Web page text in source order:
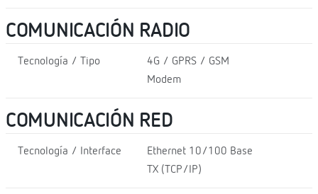
COMUNICACIÓN RADIO
Tecnología / Tipo
4G / GPRS / GSM
Modem
COMUNICACIÓN RED
Tecnología / Interface
Ethernet 10/100 Base
TX (TCP/IP)